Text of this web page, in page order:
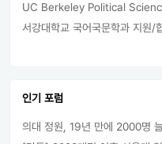
UC Berkeley Political
서강대학교 국어국문학과 지원/
인기 포럼
의대 정원, 19년 만에 2000명